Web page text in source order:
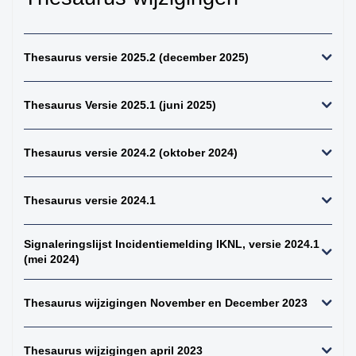
kiemcel-tumoren
34. weke delen totaal
(zonder bot en
kraakbeen)
bovenste extremiteit
36. beenderen
onderste extremiteit
39. alle
Thesaurus versie 2025.2 (december 2025)
Thesaurus Versie 2025.1 (juni 2025)
Thesaurus versie 2024.2 (oktober 2024)
Thesaurus versie 2024.1
Signaleringslijst Incidentiemelding IKNL, versie 2024.1
(mei 2024)
Thesaurus wijzigingen November en December 2023
Thesaurus wijzigingen april 2023